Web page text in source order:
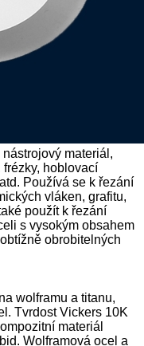
materiál,
hoblovací
Používá se k řezání
vláken, grafitu,
použít k řezání
s vysokým obsahem
obrobitelných
wolframu a titanu,
Tvrdost Vickers 10K
materiál
Wolframová ocel a